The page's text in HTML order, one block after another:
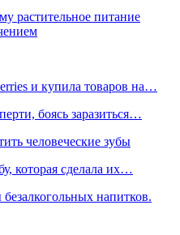
растительное питание
и купила товаров на…
боясь заразиться…
человеческие зубы
которая сделала их…
напитков.